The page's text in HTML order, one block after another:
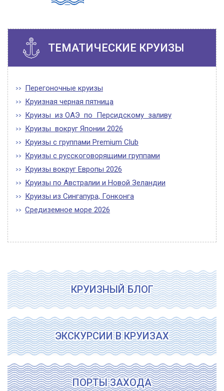
ТЕМАТИЧЕСКИЕ КРУИЗЫ
Перегоночные круизы
Круизная черная пятница
Круизы из ОАЭ по Персидскому заливу
Круизы вокруг Японии 2026
Круизы с группами Premium Club
Круизы с русскоговорящими группами
Круизы вокруг Европы 2026
Круизы по Австралии и Новой Зеландии
Круизы из Сингапура, Гонконга
Средиземное море 2026
КРУИЗНЫЙ БЛОГ
ЭКСКУРСИИ В КРУИЗАХ
ПОРТЫ ЗАХОДА